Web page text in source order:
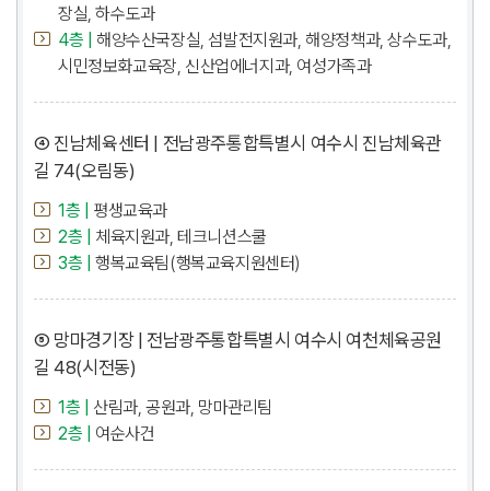
장실, 하수도과
4층 |
해양수산국장실, 섬발전지원과, 해양정책과, 상수도과,
시민정보화교육장, 신산업에너지과, 여성가족과
④ 진남체육센터 | 전남광주통합특별시 여수시 진남체육관
길 74(오림동)
1층 |
평생교육과
2층 |
체육지원과, 테크니션스쿨
3층 |
행복교육팀(행복교육지원센터)
⑤ 망마경기장 | 전남광주통합특별시 여수시 여천체육공원
길 48(시전동)
1층 |
산림과, 공원과, 망마관리팀
2층 |
여순사건